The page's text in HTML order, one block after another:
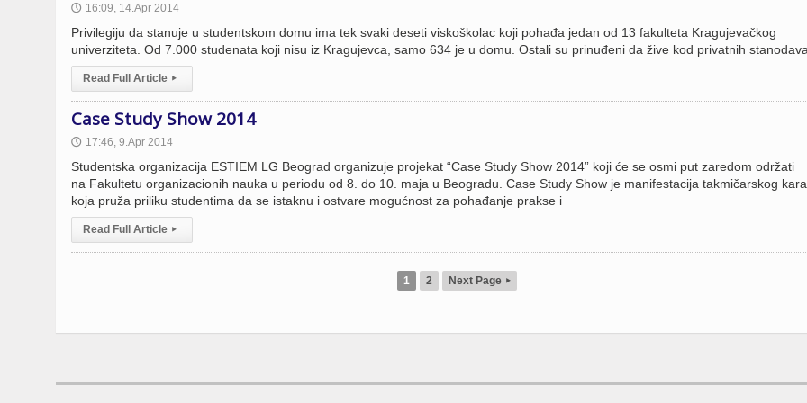
🕔 16:09, 14.Apr 2014
Privilegiju da stanuje u studentskom domu ima tek svaki deseti viskoškolac koji pohađa jedan od 13 fakulteta Kragujevačkog
univerziteta. Od 7.000 studenata koji nisu iz Kragujevca, samo 634 je u domu. Ostali su prinuđeni da žive kod privatnih
Read Full Article ▸
Case Study Show 2014
🕔 17:46, 9.Apr 2014
Studentska organizacija ESTIEM LG Beograd organizuje projekat “Case Study Show 2014” koji će se osmi put zaredom održati
na Fakultetu organizacionih nauka u periodu od 8. do 10. maja u Beogradu. Case Study Show je manifestacija takmičarskog
koja pruža priliku studentima da se istaknu i ostvare mogućnost za pohađanje prakse i
Read Full Article ▸
1 2 Next Page ▸